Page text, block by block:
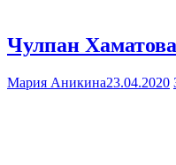
Чулпан
Мария Аникина23.04.2020